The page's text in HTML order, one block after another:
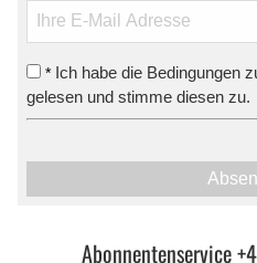
* Ich habe die Bedingungen
gelesen und stimme diesen zu.
Abonnentenservice